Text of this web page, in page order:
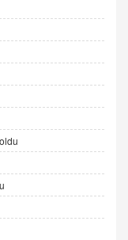
Yürüyoruz"
Açmadan Önce